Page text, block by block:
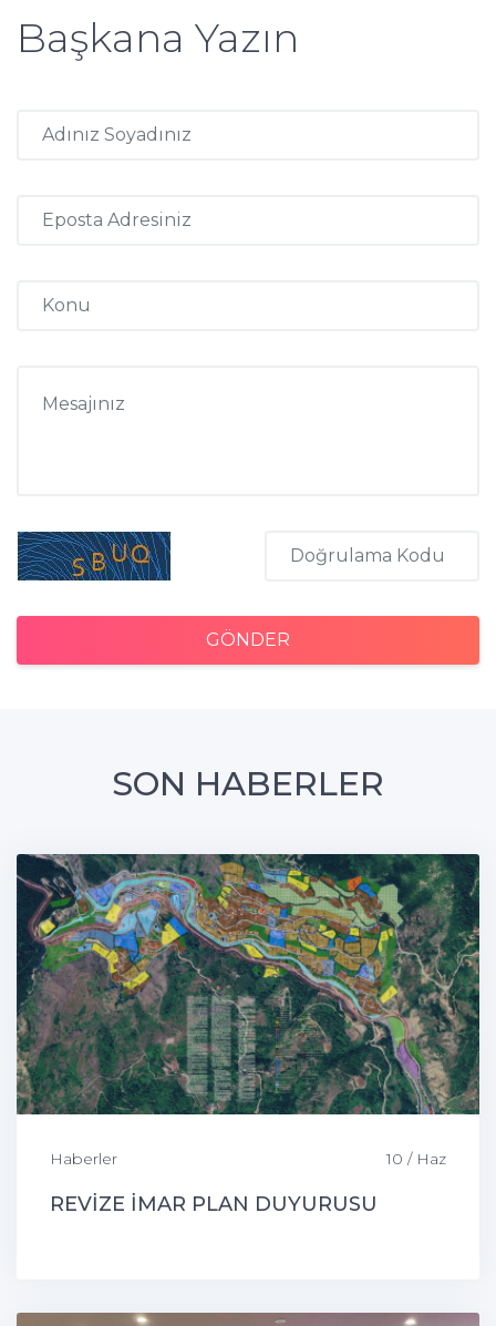
Başkana Yazın
GÖNDER
SON HABERLER
Haberler 10 / Haz
REVİZE İMAR PLAN DUYURUSU